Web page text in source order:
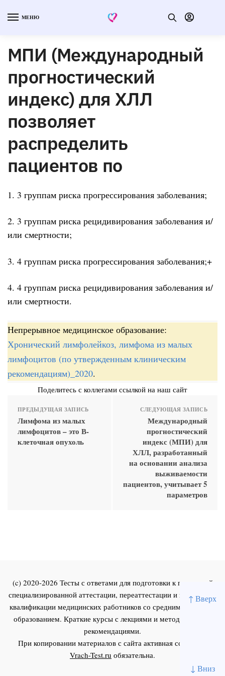
↑ Вверх
↓ Вниз
МЕНЮ
МПИ (Международный
прогностический
индекс) для ХЛЛ
позволяет
распределить
пациентов по
1. 3 группам риска прогрессирования заболевания;
2. 3 группам риска рецидивирования заболевания и/
или смертности;
3. 4 группам риска прогрессирования заболевания;+
4. 4 группам риска рецидивирования заболевания и/
или смертности.
Непрерывное медицинское образование:
Хронический лимфолейкоз, лимфома из малых
лимфоцитов (по утвержденным клиническим
рекомендациям)_2020.
Поделитесь с коллегами ссылкой на наш сайт
ПРЕДЫДУЩАЯ ЗАПИСЬ
Лимфома из малых
лимфоцитов – это В-
клеточная опухоль
СЛЕДУЮЩАЯ ЗАПИСЬ
Международный
прогностический
индекс (МПИ) для
ХЛЛ, разработанный
на основании анализа
выживаемости
пациентов, учитывает 5
параметров
(c) 2020-2026 Тесты с ответами для подготовки к первичной
специализированной аттестации, переаттестации и повышения
квалификации медицинских работников со средним и высшим
образованием. Краткие курсы с лекциями и методическими
рекомендациями.
При копировании материалов с сайта активная ссылка на
Vrach-Test.ru обязательна.